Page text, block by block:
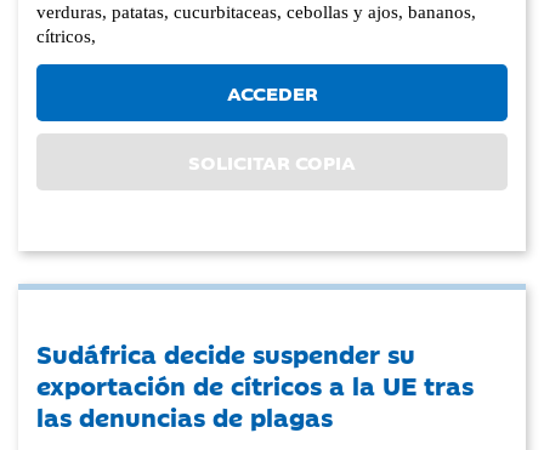
verduras, patatas, cucurbitaceas, cebollas y ajos, bananos,
cítricos,
ACCEDER
SOLICITAR COPIA
Sudáfrica decide suspender su
exportación de cítricos a la UE tras
las denuncias de plagas